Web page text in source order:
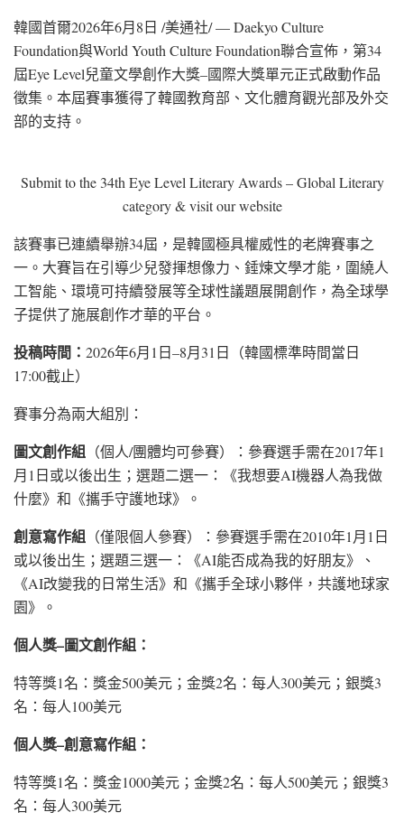
韓國首爾2026年6月8日 /美通社/ — Daekyo Culture
Foundation與World Youth Culture Foundation聯合宣佈，第34
屆Eye Level兒童文學創作大獎–國際大獎單元正式啟動作品
徵集。本屆賽事獲得了韓國教育部、文化體育觀光部及外交
部的支持。
Submit to the 34th Eye Level Literary Awards – Global Literary
category & visit our website
該賽事已連續舉辦34屆，是韓國極具權威性的老牌賽事之
一。大賽旨在引導少兒發揮想像力、錘煉文學才能，圍繞人
工智能、環境可持續發展等全球性議題展開創作，為全球學
子提供了施展創作才華的平台。
投稿時間： 2026年6月1日–8月31日（韓國標準時間當日
17:00截止）
賽事分為兩大組別：
圖文創作組 （個人/團體均可參賽）：參賽選手需在2017年1
月1日或以後出生；選題二選一：《我想要AI機器人為我做
什麼》和《攜手守護地球》。
創意寫作組 （僅限個人參賽）：參賽選手需在2010年1月1日
或以後出生；選題三選一：《AI能否成為我的好朋友》、
《AI改變我的日常生活》和《攜手全球小夥伴，共護地球家
園》。
個人獎–圖文創作組：
特等獎1名：獎金500美元；金獎2名：每人300美元；銀獎3
名：每人100美元
個人獎–創意寫作組：
特等獎1名：獎金1000美元；金獎2名：每人500美元；銀獎3
名：每人300美元